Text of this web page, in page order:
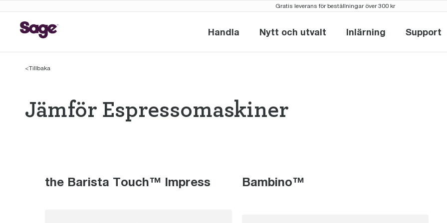
Gratis leverans för beställningar över 300 kr
Handla
Handla Nytt och utvaltNytt och utvaltInlärning
Inlärning Support
<Tillbaka
Jämför Espressomaskiner
Jämför Espressomaskiner
the Barista Touch™ Impress Bambino™